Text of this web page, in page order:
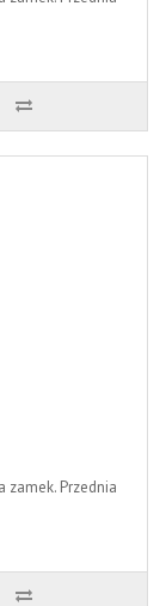
zamek. Przednia